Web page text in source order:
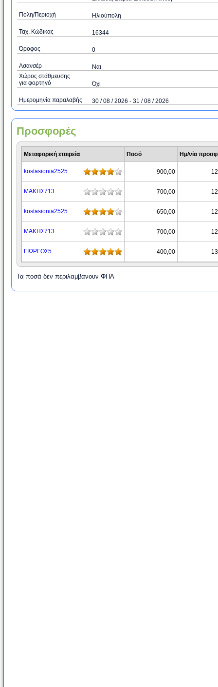
Πόλη/Περιοχή Ηλιούπολη
Ταχ. Κώδικας 16344
Όροφος 0
Ασανσέρ
Ναι
Χώρος στάθμευσης
για φορτηγό
Όχι
Ημερομηνία παραλαβής 30 / 08 / 2026 - 31 / 08 / 2026
Προσφορές
Μεταφορική εταιρεία Ποσό Ημ/νία
kostasionia2525 900,00
ΜΑΚΗΣ713 700,00
kostasionia2525 650,00
ΜΑΚΗΣ713 700,00
ΓΙΩΡΓΟΣ5 400,00
Τα ποσά δεν περιλαμβάνουν ΦΠΑ